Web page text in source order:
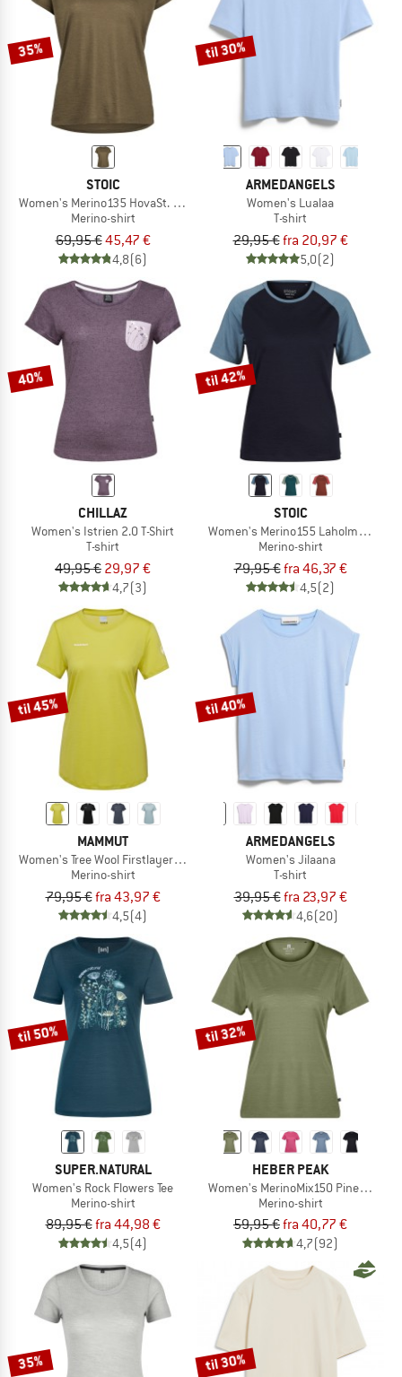
35%
STOIC
Women's Merino135 HovaSt. T-Shirt
Merino-shirt
69,95 €45,47 €
4,8(6)
til 30%
ARMEDANGELS
Women's Lualaa
T-shirt
29,95 €fra 20,97 €
5,0(2)
40%
CHILLAZ
Women's Istrien 2.0 T-Shirt
T-shirt
49,95 € 29,97 €
4,7(3)
til 42%
STOIC
Women's Merino155 LaholmSt.
Merino-shirt
79,95 €fra 46,37 €
4,5(2)
til 45%
MAMMUT
Women's Tree Wool Firstlayer T-Shirt
Merino-shirt
79,95 €fra 43,97 €
4,5(4)
til 40%
ARMEDANGELS
Women's Jilaana
T-shirt
39,95 €fra 23,97 €
4,6(20)
til 50%
SUPER.NATURAL
Women's Rock Flowers Tee
Merino-shirt
89,95 €fra 44,98 €
4,5(4)
til 32%
HEBER PEAK
Women's MerinoMix150
Merino-shirt
59,95 €fra 40,77 €
4,7(92)
35% til 30%